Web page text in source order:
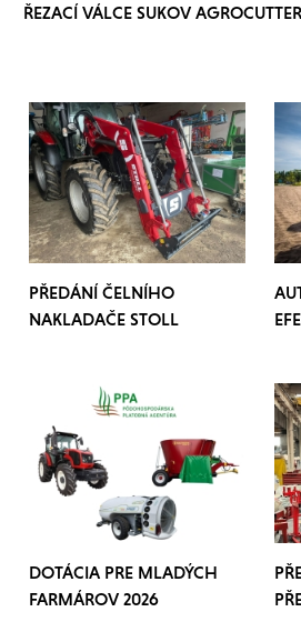
ŘEZACÍ VÁLCE SUKOV
PŘEDÁNÍ ČELNÍHO
NAKLADAČE STOLL
DOTÁCIA PRE MLADÝCH
FARMÁROV 2026